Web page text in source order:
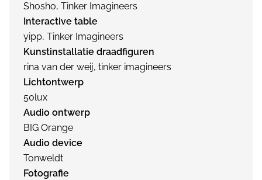
Shosho, Tinker Imagineers
Interactive table
yipp, Tinker Imagineers
Kunstinstallatie draadfiguren
rina van der weij, tinker imagineers
Lichtontwerp
50lux
Audio ontwerp
BIG Orange
Audio device
Tonweldt
Fotografie